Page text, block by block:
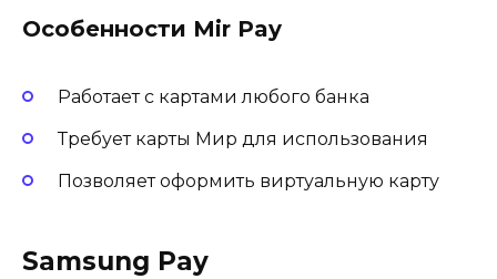
Особенности Mir Pay
Работает с картами любого банка
Требует карты Мир для использования
Позволяет оформить виртуальную карту
Samsung Pay